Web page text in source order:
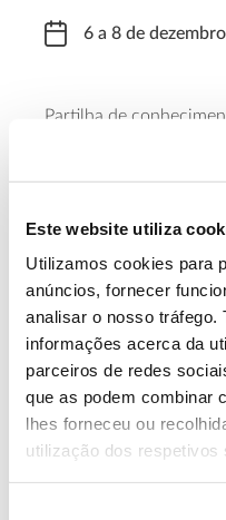
Este website utiliza
Utilizamos cookies para
anúncios, fornecer
analisar o nosso tráfego.
informações acerca da
parceiros de redes
que as podem combinar
lhes forneceu ou
utilização dos respetivos
6 a 8 de
Partilha de
visitas estão entre as
dedicado aos
ao planeamento da
Saber mais
13.07.2026
Genoma do priolo e
conhecer para